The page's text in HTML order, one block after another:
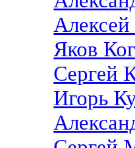
Яков
Сергей
Игорь